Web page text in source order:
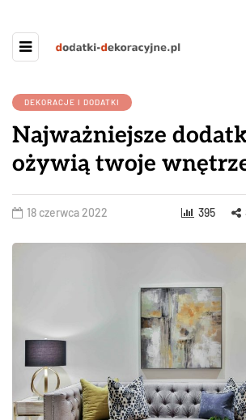
DEKORACJE I DODATKI
Najważniejsze
ożywią twoje
18 czerwca 2022 395